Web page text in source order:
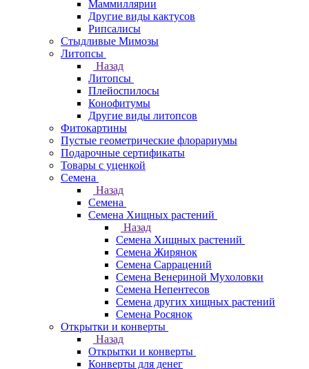
Маммиллярии
Другие виды кактусов
Рипсалисы
Стыдливые Мимозы
Литопсы
Назад
Литопсы
Плейоспилосы
Конофитумы
Другие виды литопсов
Фитокартины
Пустые геометрические флорариумы
Подарочные сертификаты
Товары с уценкой
Семена
Назад
Семена
Семена Хищных растений
Назад
Семена Хищных растений
Семена Жирянок
Семена Саррацений
Семена Венериной Мухоловки
Семена Непентесов
Семена других хищных растений
Семена Росянок
Открытки и конверты
Назад
Открытки и конверты
Конверты для денег